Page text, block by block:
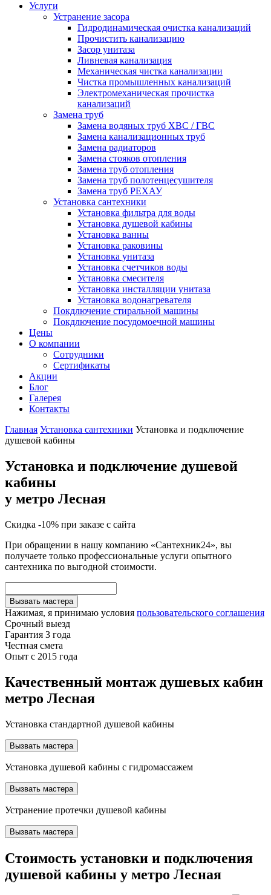
Услуги
Устранение засора
Гидродинамическая очистка канализаций
Прочистить канализацию
Засор унитаза
Ливневая канализация
Механическая чистка канализации
Чистка промышленных канализаций
Электромеханическая прочистка
канализаций
Замена труб
Замена водяных труб ХВС / ГВС
Замена канализационных труб
Замена радиаторов
Замена стояков отопления
Замена труб отопления
Замена труб полотенцесушителя
Замена труб РЕХАУ
Установка сантехники
Установка фильтра для воды
Установка душевой кабины
Установка ванны
Установка раковины
Установка унитаза
Установка счетчиков воды
Установка смесителя
Установка инсталляции унитаза
Установка водонагревателя
Покдлючение стиральной машины
Покдлючение посудомоечной машины
Цены
О компании
Сотрудники
Сертификаты
Акции
Блог
Галерея
Контакты
Главная Установка сантехники Установка и подключение
душевой кабины
Установка и подключение душевой
кабины
у метро Лесная
Скидка -10% при заказе с сайта
При обращении в нашу компанию «Сантехник24», вы
получаете только профессиональные услуги опытного
сантехника по выгодной стоимости.
Вызвать мастера
Нажимая, я принимаю условия пользовательского соглашения
Срочный выезд
Гарантия 3 года
Честная смета
Опыт с 2015 года
Качественный монтаж душевых кабин
метро Лесная
Установка стандартной душевой кабины
Вызвать мастера
Установка душевой кабины с гидромассажем
Вызвать мастера
Устранение протечки душевой кабины
Вызвать мастера
Стоимость установки и подключения
душевой кабины у метро Лесная